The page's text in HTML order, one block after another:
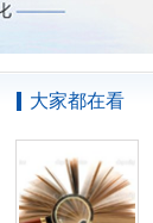
大家都在看